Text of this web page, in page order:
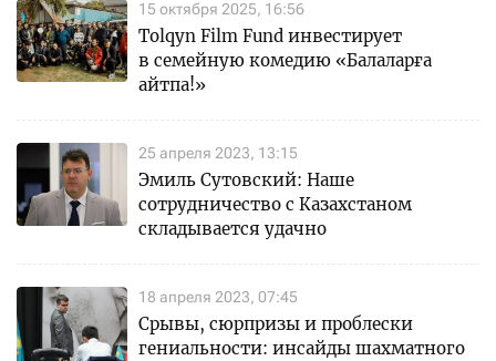
15 октября 2025, 16:56
Tolqyn Film Fund инвестирует
в семейную комедию «Балаларға
айтпа!»
25 апреля 2023, 13:15
Эмиль Сутовский: Наше
сотрудничество с Казахстаном
складывается удачно
18 апреля 2023, 07:45
Срывы, сюрпризы и проблески
гениальности: инсайды шахматного